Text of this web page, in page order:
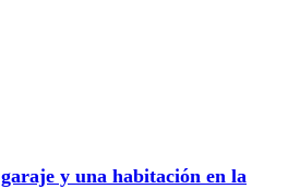
y una habitación en la